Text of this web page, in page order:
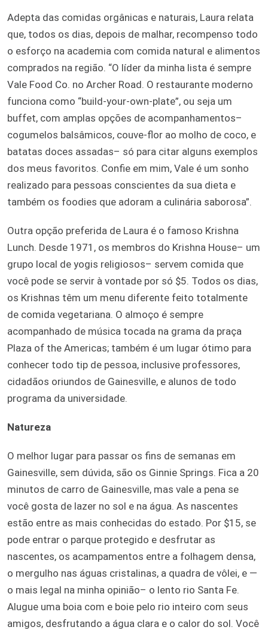
Adepta das comidas orgânicas e naturais, Laura relata
que, todos os dias, depois de malhar, recompenso todo
o esforço na academia com comida natural e alimentos
comprados na região. “O líder da minha lista é sempre
Vale Food Co. no Archer Road. O restaurante moderno
funciona como “build-your-own-plate”, ou seja um
buffet, com amplas opções de acompanhamentos–
cogumelos balsâmicos, couve-flor ao molho de coco, e
batatas doces assadas– só para citar alguns exemplos
dos meus favoritos. Confie em mim, Vale é um sonho
realizado para pessoas conscientes da sua dieta e
também os foodies que adoram a culinária saborosa”.
Outra opção preferida de Laura é o famoso Krishna
Lunch. Desde 1971, os membros do Krishna House– um
grupo local de yogis religiosos– servem comida que
você pode se servir à vontade por só $5. Todos os dias,
os Krishnas têm um menu diferente feito totalmente
de comida vegetariana. O almoço é sempre
acompanhado de música tocada na grama da praça
Plaza of the Americas; também é um lugar ótimo para
conhecer todo tip de pessoa, inclusive professores,
cidadãos oriundos de Gainesville, e alunos de todo
programa da universidade.
Natureza
O melhor lugar para passar os fins de semanas em
Gainesville, sem dúvida, são os Ginnie Springs. Fica a 20
minutos de carro de Gainesville, mas vale a pena se
você gosta de lazer no sol e na água. As nascentes
estão entre as mais conhecidas do estado. Por $15, se
pode entrar o parque protegido e desfrutar as
nascentes, os acampamentos entre a folhagem densa,
o mergulho nas águas cristalinas, a quadra de vôlei, e —
o mais legal na minha opinião– o lento rio Santa Fe.
Alugue uma boia com e boie pelo rio inteiro com seus
amigos, desfrutando a água clara e o calor do sol. Você